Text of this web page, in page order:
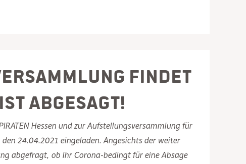
findet
abgesagt!
Hessen und zur Aufstellungsversammlung für
24.04.2021 eingeladen. Angesichts der weiter
abgefragt, ob Ihr Corona-bedingt für eine Absage